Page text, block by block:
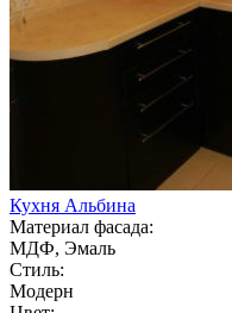
Кухня Альбина
Материал фасада:
МДФ, Эмаль
Стиль:
Модерн